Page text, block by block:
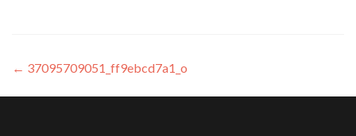
← 37095709051_ff9ebcd7a1_o